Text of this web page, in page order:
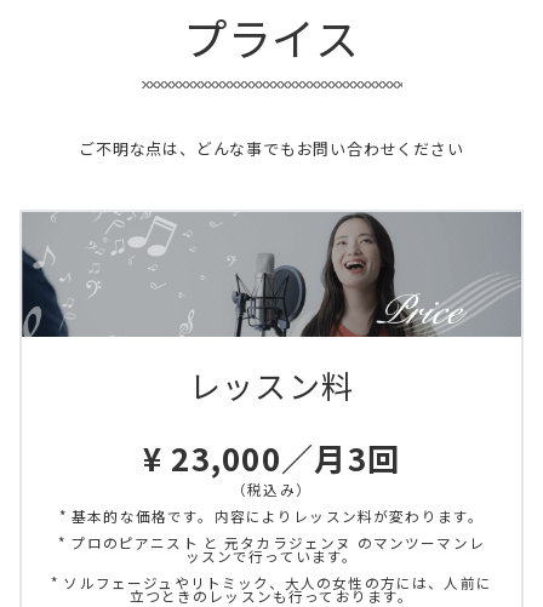
プライス
ご不明な点は、どんな事でもお問い合わせください
レッスン料
¥ 23,000／月3回
（税込み）
* 基本的な価格です。内容によりレッスン料が変わります。
* プロのピアニスト と 元タカラジェンヌ のマンツーマンレ
ッスンで行っています。
* ソルフェージュやリトミック、大人の女性の方には、人前に
立つときのレッスンも行っております。